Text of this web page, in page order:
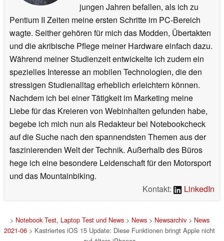
jungen Jahren befallen, als ich zu
Pentium II Zeiten meine ersten Schritte im PC-Bereich
wagte. Seither gehören für mich das Modden, Übertakten
und die akribische Pflege meiner Hardware einfach dazu.
Während meiner Studienzeit entwickelte ich zudem ein
spezielles Interesse an mobilen Technologien, die den
stressigen Studienalltag erheblich erleichtern können.
Nachdem ich bei einer Tätigkeit im Marketing meine
Liebe für das Kreieren von Webinhalten gefunden habe,
begebe ich mich nun als Redakteur bei Notebookcheck
auf die Suche nach den spannendsten Themen aus der
faszinierenden Welt der Technik. Außerhalb des Büros
hege ich eine besondere Leidenschaft für den Motorsport
und das Mountainbiking.
Kontakt:
LinkedIn
> Notebook Test, Laptop Test und News> News> Newsarchiv> News
2021-06 > Kastriertes iOS 15 Update: Diese Funktionen bringt Apple nicht